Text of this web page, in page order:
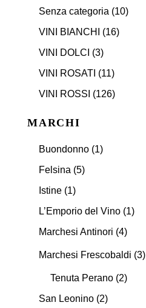
Senza categoria (10)
VINI BIANCHI
(16)
VINI DOLCI (3)
VINI ROSATI (11)
VINI ROSSI (126)
MARCHI
Buondonno (1)
Felsina (5)
Istine (1)
L’Emporio del Vino (1)
Marchesi Antinori (4)
Marchesi Frescobaldi (3)
Tenuta Perano (2)
San Leonino (2)